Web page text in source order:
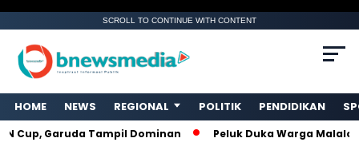
SCROLL TO CONTINUE WITH CONTENT
HOME NEWS REGIONAL POLITIK PENDIDIKAN
Cup, Garuda Tampil Dominan Peluk Duka Warga Malalo,